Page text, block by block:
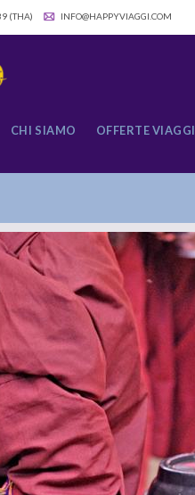
(THA) INFO@HAPPYVIAGGI.COM
CHI SIAMO OFFERTE VIAGGI